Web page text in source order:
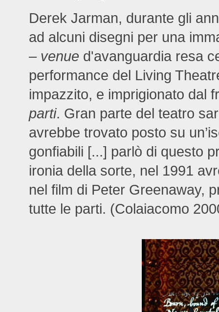
Derek Jarman, durante gli
ad alcuni disegni per una
– venue d'avanguardia resa
performance del Living
impazzito, e imprigionato dal
parti. Gran parte del teatro
avrebbe trovato posto su
gonfiabili [...] parlò di questo
ironia della sorte, nel 1991
nel film di Peter Greenaway,
tutte le parti. (Colaiacomo